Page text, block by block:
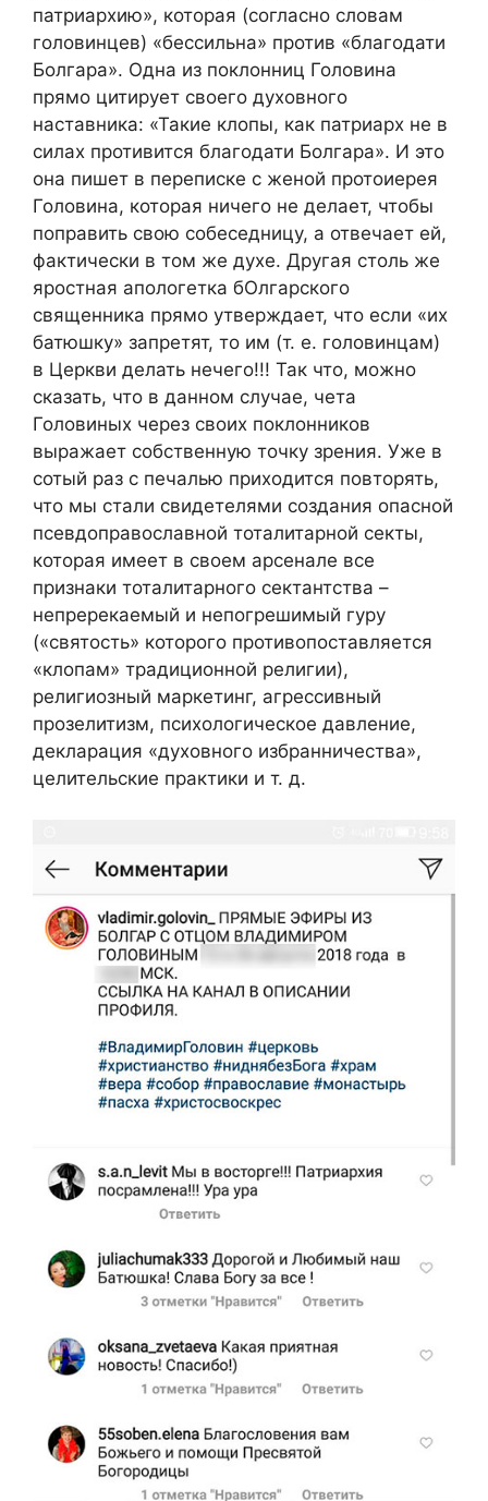
патриархию», которая (согласно словам
головинцев) «бессильна» против «благодати
Болгара». Одна из поклонниц Головина
прямо цитирует своего духовного
наставника: «Такие клопы, как патриарх не в
силах противится благодати Болгара». И это
она пишет в переписке с женой протоиерея
Головина, которая ничего не делает, чтобы
поправить свою собеседницу, а отвечает ей,
фактически в том же духе. Другая столь же
яростная апологетка бОлгарского
священника прямо утверждает, что если «их
батюшку» запретят, то им (т. е. головинцам)
в Церкви делать нечего!!! Так что, можно
сказать, что в данном случае, чета
Головиных через своих поклонников
выражает собственную точку зрения. Уже в
сотый раз с печалью приходится повторять,
что мы стали свидетелями создания опасной
псевдоправославной тоталитарной секты,
которая имеет в своем арсенале все
признаки тоталитарного сектантства –
непререкаемый и непогрешимый гуру
(«святость» которого противопоставляется
«клопам» традиционной религии),
религиозный маркетинг, агрессивный
прозелитизм, психологическое давление,
декларация «духовного избранничества»,
целительские практики и т. д.